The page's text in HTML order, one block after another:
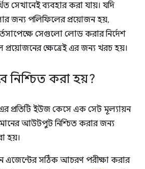
সেখানেই ব্যবহার করা যায়। যদি
জন্য পলিফিলের প্রয়োজন হয়,
সেগুলো লোড করার নির্দেশ
ক্ষেত্রেই এর জন্য খরচ হয়।
নিশ্চিত করা হয়?
প্রতিটি ইউজ কেসে এক সেট মূল্যায়ন
আউটপুট নিশ্চিত করার জন্য
হয়।
সঠিক আচরণ পরীক্ষা করার